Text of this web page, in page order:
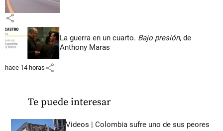
share
La guerra en un cuarto. Bajo presión, de
Anthony Maras
hace 14 horas share
Te puede interesar
Videos | Colombia sufre uno de sus peores